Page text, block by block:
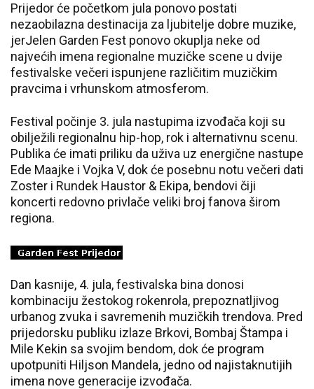
Prijedor će početkom jula ponovo postati
nezaobilazna destinacija za ljubitelje dobre muzike,
jerJelen Garden Fest ponovo okuplja neke od
najvećih imena regionalne muzičke scene u dvije
festivalske večeri ispunjene različitim muzičkim
pravcima i vrhunskom atmosferom.
Festival počinje 3. jula nastupima izvođača koji su
obilježili regionalnu hip-hop, rok i alternativnu scenu.
Publika će imati priliku da uživa uz energične nastupe
Ede Maajke i Vojka V, dok će posebnu notu večeri dati
Zoster i Rundek Haustor & Ekipa, bendovi čiji
koncerti redovno privlače veliki broj fanova širom
regiona.
Dan kasnije, 4. jula, festivalska bina donosi
kombinaciju žestokog rokenrola, prepoznatljivog
urbanog zvuka i savremenih muzičkih trendova. Pred
prijedorsku publiku izlaze Brkovi, Bombaj Štampa i
Mile Kekin sa svojim bendom, dok će program
upotpuniti Hiljson Mandela, jedno od najistaknutijih
imena nove generacije izvođača.